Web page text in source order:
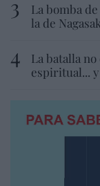
La bomba
la de
La batalla
espiritual...